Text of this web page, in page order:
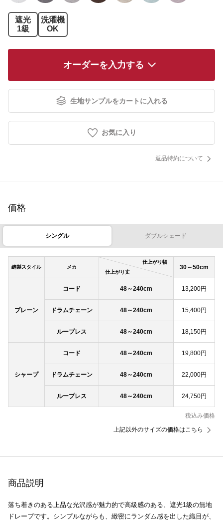
遮光
1級
洗濯機
OK
オーダーを入力する
生地サンプルをカートに入れる
お気に入り
返品特約について
価格
シングル ダブルシェード
縫製スタイル メカ
仕上がり幅
仕上がり丈
30～50cm
プレーン
コード 48～240cm 13,200円
ドラムチェーン 48～240cm 15,400円
ループレス 48～240cm 18,150円
シャープ
コード 48～240cm 19,800円
ドラムチェーン 48～240cm 22,000円
ループレス 48～240cm 24,750円
税込み価格
上記以外のサイズの価格はこちら
商品説明
落ち着きのある上品な光沢感が魅力的で高級感のある、遮光1級の無地
ドレープです。シンプルながらも、緻密にランダム感を出した織目が、